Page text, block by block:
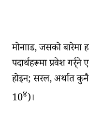
मोनााड, जसको बारेमा
पदार्थहरूमा प्रवेश गर्र्ने
होइन;सरल, अर्थात
10४)।